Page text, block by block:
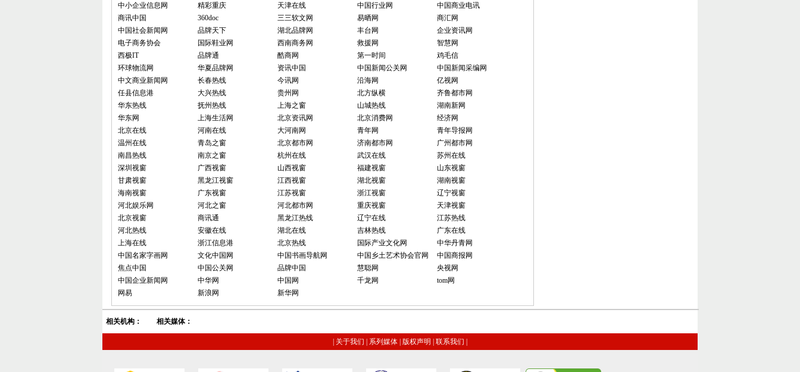
中小企业信息网
精彩重庆 天津在线 中国行业网
中国商业电讯
商讯中国
360doc 三三软文网 易晒网
商汇网
中国社会新闻网
品牌天下 湖北品牌网 丰台网
企业资讯网
电子商务协会
国际鞋业网 西南商务网 救援网
智慧网
西极IT
品牌通 酷商网 第一时间
鸡毛信
环球物流网
华夏品牌网 资讯中国 中国新闻公关网
中国新闻采编网
中文商业新闻网
长春热线 今讯网 沿海网
亿视网
任县信息港
大兴热线 贵州网 北方纵横
齐鲁都市网
华东热线
抚州热线 上海之窗 山城热线
湖南新网
华东网
上海生活网 北京资讯网 北京消费网
经济网
北京在线
河南在线 大河南网 青年网
青年导报网
温州在线
青岛之窗 北京都市网 济南都市网
广州都市网
南昌热线
南京之窗 杭州在线 武汉在线
苏州在线
深圳视窗
广西视窗 山西视窗 福建视窗
山东视窗
甘肃视窗
黑龙江视窗 江西视窗 湖北视窗
湖南视窗
海南视窗
广东视窗 江苏视窗 浙江视窗
辽宁视窗
河北娱乐网
河北之窗 河北都市网 重庆视窗
天津视窗
北京视窗
商讯通 黑龙江热线 辽宁在线
江苏热线
河北热线
安徽在线 湖北在线 吉林热线
广东在线
上海在线
浙江信息港 北京热线 国际产业文化网
中华丹青网
中国名家字画网
文化中国网 中国书画导航网 中国乡土艺术协会官网
中国商报网
焦点中国
中国公关网 品牌中国 慧聪网
央视网
中国企业新闻网
中华网 中国网 千龙网
tom网
网易
新浪网 新华网
相关机构： 相关媒体：
关于我们 系列媒体 版权声明 联系我们